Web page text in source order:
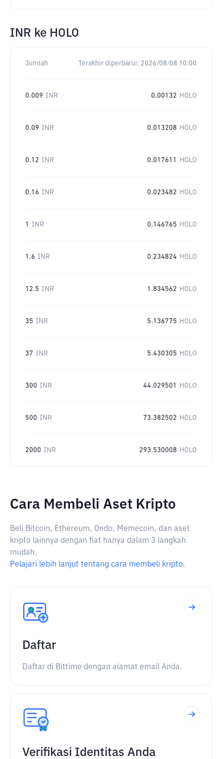
INR ke HOLO
Jumlah Terakhir diperbarui: 2026/08/08 10:00
0.009 INR 0.00132 HOLO
0.09 INR 0.013208 HOLO
0.12 INR 0.017611 HOLO
0.16 INR 0.023482 HOLO
1 INR 0.146765 HOLO
1.6 INR 0.234824 HOLO
12.5 INR 1.834562 HOLO
35 INR 5.136775 HOLO
37 INR 5.430305 HOLO
300 INR 44.029501 HOLO
500 INR 73.382502 HOLO
2000 INR 293.530008 HOLO
Cara Membeli Aset Kripto
Beli Bitcoin, Ethereum, Ondo, Memecoin, dan aset
kripto lainnya dengan fiat hanya dalam 3 langkah
mudah.
Pelajari lebih lanjut tentang cara membeli kripto.
Daftar
Daftar di Bittime dengan alamat email Anda.
Verifikasi Identitas Anda